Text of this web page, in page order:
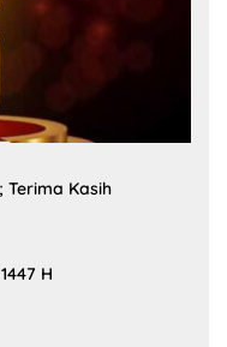
Terima Kasih
H